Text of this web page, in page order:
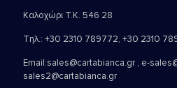
Καλοχώρι Τ.Κ. 546 28
Τηλ.: +30 2310 789772, +30 2310
Email:sales@cartabianca.gr , e-
sales2@cartabianca.gr